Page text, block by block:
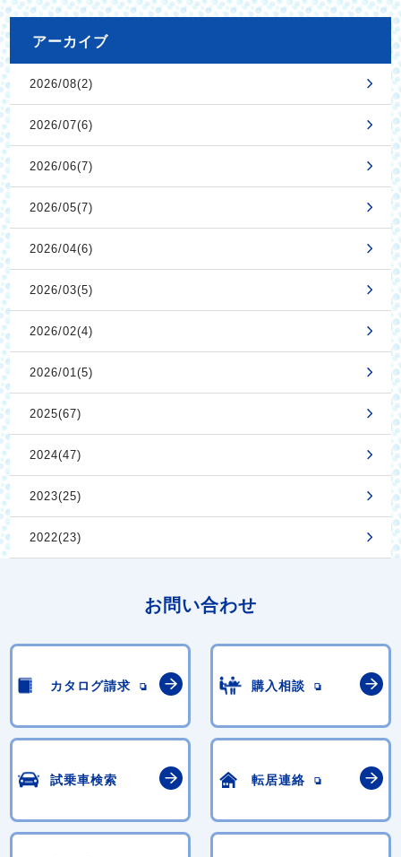
アーカイブ
2026/08(2)
2026/07(6)
2026/06(7)
2026/05(7)
2026/04(6)
2026/03(5)
2026/02(4)
2026/01(5)
2025(67)
2024(47)
2023(25)
2022(23)
お問い合わせ
カタログ請求 購入相談
試乗車検索 転居連絡